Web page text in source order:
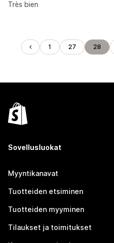
Très bien
1 27 28
Sovellusluokat
Myyntikanavat
Tuotteiden etsiminen
Tuotteiden myyminen
Tilaukset ja toimitukset